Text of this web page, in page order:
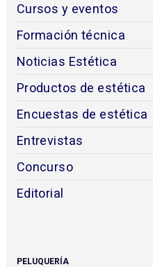
Cursos y eventos
Formación técnica
Noticias Estética
Productos de estética
Encuestas de estética
Entrevistas
Concurso
Editorial
PELUQUERÍA